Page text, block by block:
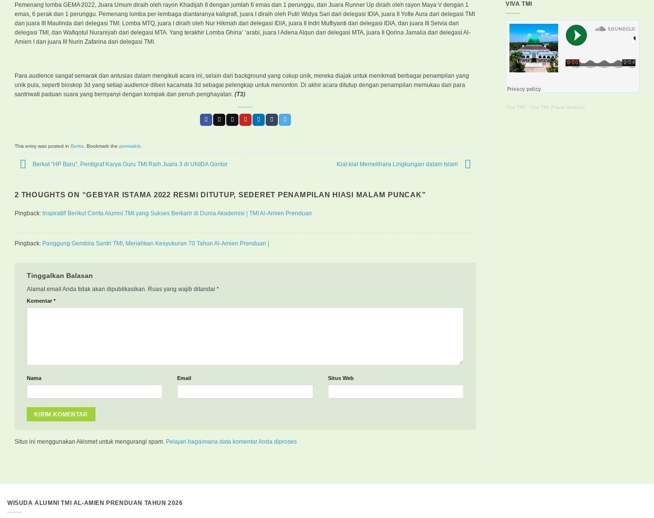
Pemenang lomba GEMA 2022, Juara Umum diraih oleh rayon Khadijah II dengan jumlah 6 emas dan 1 perunggu, dan Juara Runner Up diraih oleh rayon Maya V dengan 1
emas, 6 perak dan 1 perunggu. Pemenang lomba per-lembaga diantaranya kaligrafi, juara I diraih oleh Putri Widya Sari dari delegasi IDIA, juara II Yofie Aura dari delegasi TMI
dan juara III Maulinda dari delegasi TMI. Lomba MTQ, juara I diraih oleh Nur Hikmah dari delegasi IDIA, juara II Indri Mufliyanti dari delegasi IDIA, dan juara III Selvia dari
delegasi TMI, dan Wafiqotul Nuraniyah dari delegasi MTA. Yang terakhir Lomba Ghina’ ‘arabi, juara I Adena Alqun dari delegasi MTA, juara II Qorina Jamalia dari delegasi Al-
Amien I dan juara III Nurin Zafarina dari delegasi TMI.
Para audience sangat semarak dan antusias dalam mengikuti acara ini, selain dari background yang cukup unik, mereka diajak untuk menikmati berbagai penampilan yang
unik pula, seperti bioskop 3d yang setiap audience diberi kacamata 3d sebagai pelengkap untuk menonton. Di akhir acara ditutup dengan penampilan memukau dari para
santriwati paduan suara yang bernyanyi dengan kompak dan penuh penghayatan. (T3)
This entry was posted in Berita . Bookmark the permalink
Berkat “HP Baru”, Pentigraf Karya Guru TMI Raih Juara 3 di UNIDA Gontor Kiat-kiat Memelihara Lingkungan dalam Islam
2 THOUGHTS ON “GEBYAR ISTAMA 2022 RESMI DITUTUP, SEDERET PENAMPILAN HIASI MALAM PUNCAK”
Pingback: Inspiratif! Berikut Cerita Alumni TMI yang Sukses Berkarir di Dunia Akademisi | TMI Al-Amien Prenduan
Pingback: Panggung Gembira Santri TMI, Meriahkan Kesyukuran 70 Tahun Al-Amien Prenduan |
Tinggalkan Balasan
Alamat email Anda tidak akan dipublikasikan. Ruas yang wajib ditandai *
Komentar *
Nama Email Situs Web
Situs ini menggunakan Akismet untuk mengurangi spam. Pelajari bagaimana data komentar Anda diproses
VIVA TMI
Viva TMI · Viva TMI (Piano Version)
WISUDA ALUMNI TMI AL-AMIEN PRENDUAN TAHUN 2026